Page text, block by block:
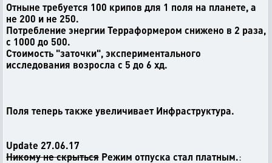
Отныне требуется 100 крипов для 1 поля на планете, а
не 200 и не 250.
Потребление энергии Терраформером снижено в 2 раза,
с 1000 до 500.
Стоимость "заточки", экспериментального
исследования возросла с 5 до 6 хд.
Поля теперь также увеличивает Инфраструктура.
Update 27.06.17
Никому не скрыться Режим отпуска стал платным.: